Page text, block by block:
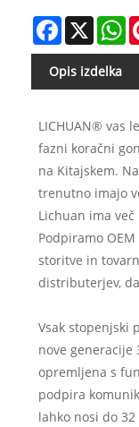
Facebook
X
Opis izdelka
LICHUAN® vas
fazni koračni
na Kitajskem.
trenutno imajo
Lichuan ima
Podpiramo
storitve in
distributerjev,
Vsak stopenjski
nove generacije
opremljena s
podpira
lahko nosi do